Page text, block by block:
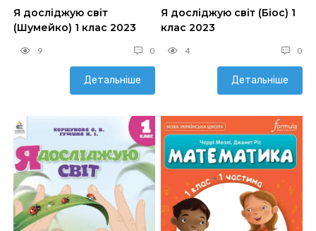
Я досліджую світ
(Шумейко) 1 клас 2023
9 0
Детальніше
Я досліджую світ (Біос) 1
клас 2023
4 0
Детальніше